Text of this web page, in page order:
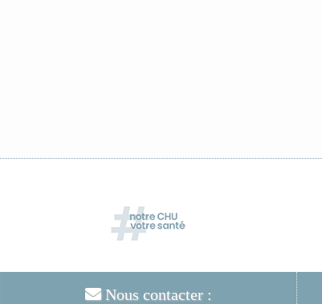
Nous contacter :